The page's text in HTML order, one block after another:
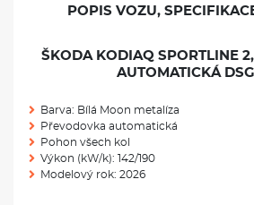
POPIS VOZU,
ŠKODA KODIAQ SPORTLINE
AUTOMATICKÁ
Barva: Bílá Moon metalíza
Převodovka automatická
Pohon všech kol
Výkon (kW/k): 142/190
Modelový rok: 2026